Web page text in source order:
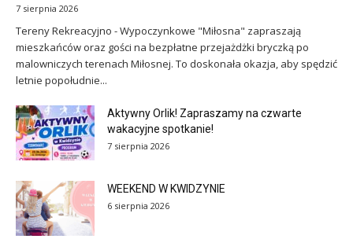
7 sierpnia 2026
Tereny Rekreacyjno - Wypoczynkowe "Miłosna" zapraszają
mieszkańców oraz gości na bezpłatne przejażdżki bryczką po
malowniczych terenach Miłosnej. To doskonała okazja, aby spędzić
letnie popołudnie...
Aktywny Orlik! Zapraszamy na czwarte
wakacyjne spotkanie!
7 sierpnia 2026
WEEKEND W KWIDZYNIE
6 sierpnia 2026